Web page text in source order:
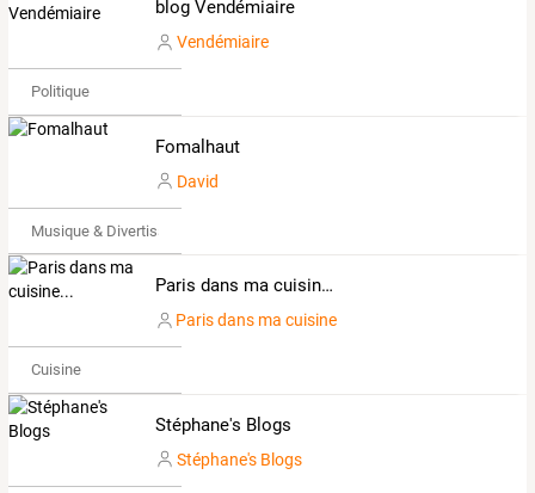
blog Vendémiaire
Vendémiaire
Politique
Fomalhaut
David
Musique & Divertissements
Paris dans ma cuisine...
Paris dans ma cuisine
Cuisine
Stéphane's Blogs
Stéphane's Blogs